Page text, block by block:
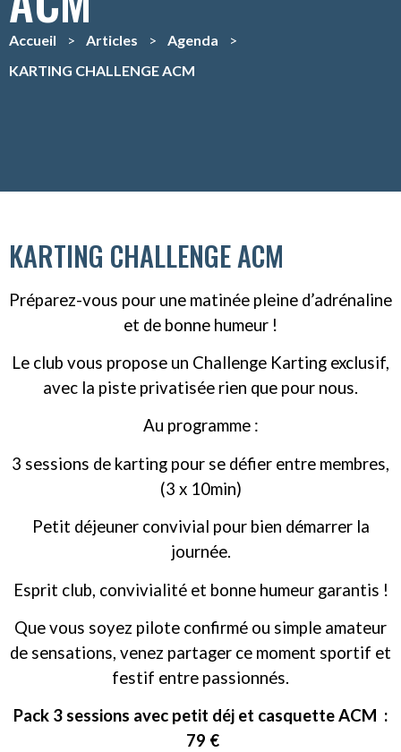
Accueil > Articles > Agenda
>
KARTING CHALLENGE ACM
KARTING CHALLENGE ACM
Préparez-vous pour une matinée pleine d’adrénaline
et de bonne humeur !
Le club vous propose un Challenge Karting exclusif,
avec la piste privatisée rien que pour nous.
Au programme :
3 sessions de karting pour se défier entre membres,
(3 x 10min)
Petit déjeuner convivial pour bien démarrer la
journée.
Esprit club, convivialité et bonne humeur garantis !
Que vous soyez pilote confirmé ou simple amateur
de sensations, venez partager ce moment sportif et
festif entre passionnés.
Pack 3 sessions avec petit déj et casquette ACM :
79 €